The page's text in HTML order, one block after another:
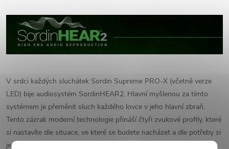
V srdci každých sluchátek Sordin Supreme PRO-X (včetně verze
LED) bije audiosystém SordinHEAR2. Hlavní myšlenou za tímto
systémem je přeměnit sluch každého lovce v jeho hlavní zbraň.
Tento zázrak moderní technologie přináší čtyři zvukové profily, které
si nastavíte dle situace, ve které se budete nacházet a dle potřeby si
je budete kdykoli snadno měnit.